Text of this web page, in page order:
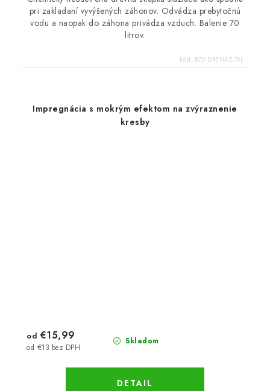
pri zakladaní vyvýšených záhonov. Odvádza prebytočnú
vodu a naopak do záhona privádza vzduch. Balenie 70
litrov.
Kód: BZV-DRENAZ-70L
Impregnácia s mokrým efektom na zvýraznenie
kresby
Skladom
od €13 bez DPH
od €15,99
DETAIL